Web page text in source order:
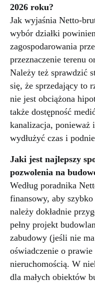
2026 roku?
Jak wyjaśnia Netto-
wybór działki
zagospodarowania
przeznaczenie terenu
Należy też sprawdzić
się, że sprzedający to
nie jest obciążona
także dostępność
kanalizacja, ponieważ
wydłużyć czas i
Jaki jest najlepszy
pozwolenia na
Według poradnika
finansowy, aby
należy dokładnie
pełny projekt
zabudowy (jeśli nie
oświadczenie o
nieruchomością. W
dla małych obiektów